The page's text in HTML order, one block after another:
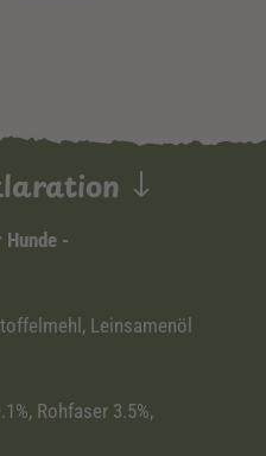
-
Leinsamenöl
Rohfaser 3.5%,